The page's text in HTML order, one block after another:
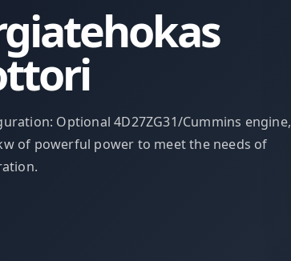
Optional 4D27ZG31/Cummins engine,
of powerful power to meet the needs of